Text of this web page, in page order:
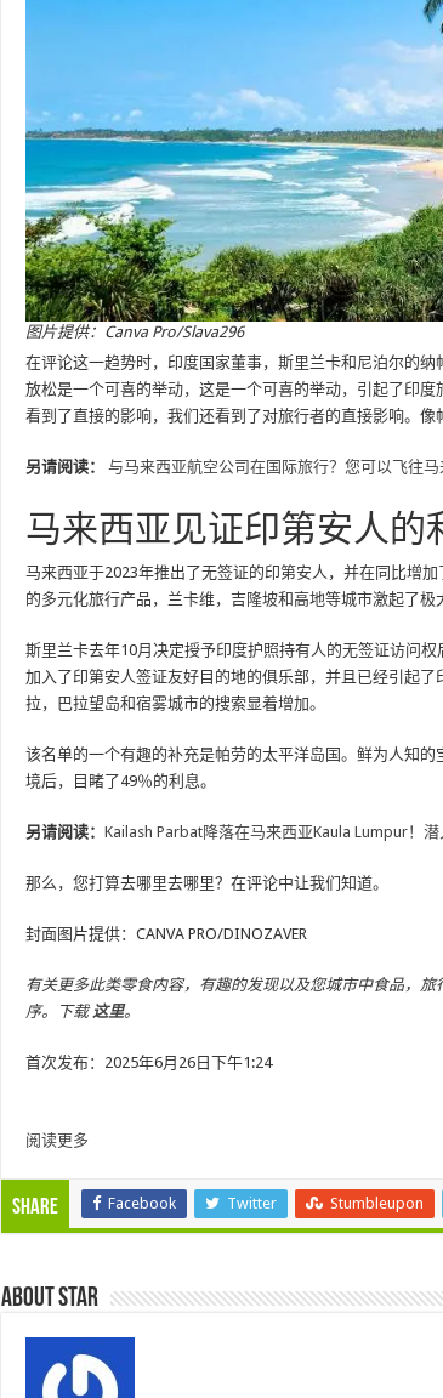
图片提供：Canva Pro/Slava296
在评论这一趋势时，印度国家董事，斯里兰卡和尼泊尔的
放松是一个可喜的举动，这是一个可喜的举动，引起了印
看到了直接的影响，我们还看到了对旅行者的直接影响。像
另请阅读： 与马来西亚航空公司在国际旅行？您可以飞往
马来西亚见证印第安人的
马来西亚于2023年推出了无签证的印第安人，并在同比增
的多元化旅行产品，兰卡维，吉隆坡和高地等城市激起了极
斯里兰卡去年10月决定授予印度护照持有人的无签证访问
加入了印第安人签证友好目的地的俱乐部，并且已经引起
拉，巴拉望岛和宿雾城市的搜索显着增加。
该名单的一个有趣的补充是帕劳的太平洋岛国。鲜为人知
境后，目睹了49％的利息。
另请阅读： Kailash Parbat降落在马来西亚Kaula Lumpur！
那么，您打算去哪里去哪里？在评论中让我们知道。
封面图片提供：CANVA PRO/DINOZAVER
有关更多此类零食内容，有趣的发现以及您城市中食品，
序。下载这里。
首次发布：2025年6月26日下午1:24
阅读更多
Share Facebook Twitter Stumbleupon
About star